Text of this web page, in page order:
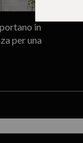
in
per una